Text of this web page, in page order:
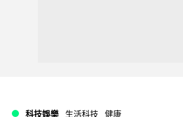
科技娛樂 生活科技 健康